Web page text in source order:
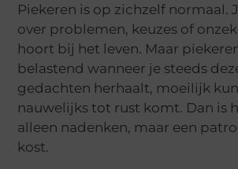
Piekeren is op zichzelf normaal.
over problemen, keuzes of
hoort bij het leven. Maar
belastend wanneer je steeds
gedachten herhaalt, moeilijk
nauwelijks tot rust komt. Dan is
alleen nadenken, maar een
kost.